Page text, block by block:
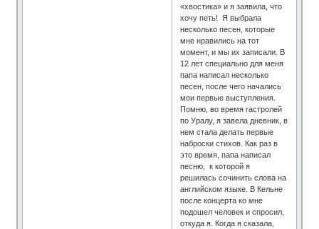
«хвостика» и я заявила, что
хочу петь! Я выбрала
несколько песен, которые
мне нравились на тот
момент, и мы их записали. В
12 лет специально для меня
папа написал несколько
песен, после чего начались
мои первые выступления.
Помню, во время гастролей
по Уралу, я завела дневник, в
нем стала делать первые
наброски стихов. Как раз в
это время, папа написал
песню, к которой я
решилась сочинить слова на
английском языке. В Кельне
после концерта ко мне
подошел человек и спросил,
откуда я. Когда я сказала,